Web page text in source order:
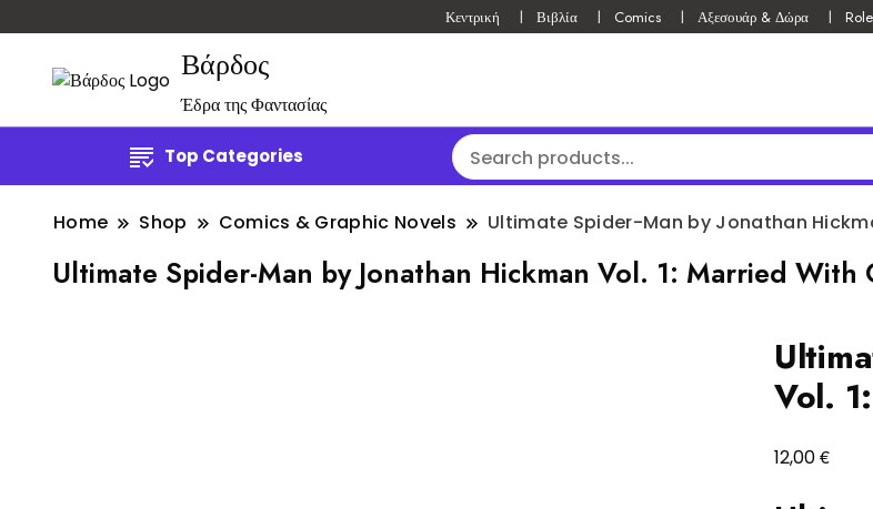
Κεντρική Βιβλία Comics Αξεσουάρ & Δώρα
Βάρδος
Έδρα της Φαντασίας
Top Categories
Home Shop Comics & Graphic Novels Ultimate Spider-Man by Jonathan
Ultimate Spider-Man by Jonathan Hickman Vol. 1: Married With
Vol.
12,00€